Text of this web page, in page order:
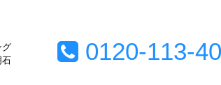
グ
石 0120-113-